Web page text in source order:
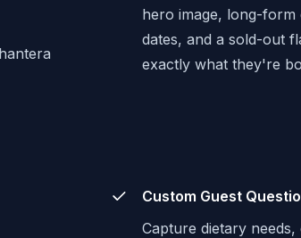
hero image, long-form
dates, and a sold-out
exactly what they're
Custom Guest
Capture dietary